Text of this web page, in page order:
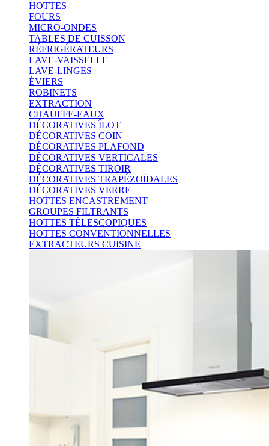
HOTTES
FOURS
MICRO-ONDES
TABLES DE CUISSON
RÉFRIGÉRATEURS
LAVE-VAISSELLE
LAVE-LINGES
ÉVIERS
ROBINETS
EXTRACTION
CHAUFFE-EAUX
DÉCORATIVES ÎLOT
DÉCORATIVES COIN
DÉCORATIVES PLAFOND
DÉCORATIVES VERTICALES
DÉCORATIVES TIROIR
DÉCORATIVES TRAPÉZOÏDALES
DÉCORATIVES VERRE
HOTTES ENCASTREMENT
GROUPES FILTRANTS
HOTTES TÉLESCOPIQUES
HOTTES CONVENTIONNELLES
EXTRACTEURS CUISINE